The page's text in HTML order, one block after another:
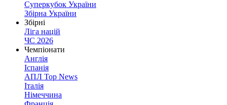
Суперкубок України
Збірна України
Збірні
Ліга націй
ЧС 2026
Чемпіонати
Англія
Іспанія
АПЛ Top News
Італія
Німеччина